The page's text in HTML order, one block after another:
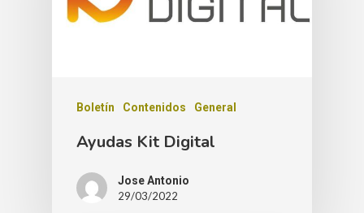
Boletín Contenidos General
Ayudas Kit Digital
Jose Antonio
29/03/2022